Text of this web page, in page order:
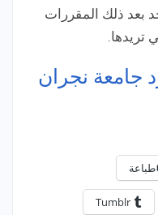
بعد ذلك المقررات
تريدها.
جامعة نجران
طباعة
Tumblr